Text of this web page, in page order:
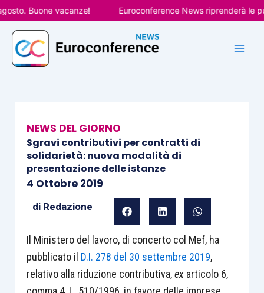
Vai
al
contenuto
Buone vacanze! Euroconference News riprenderà le
NEWS DEL GIORNO
Sgravi contributivi per contratti di
solidarietà: nuova modalità di
presentazione delle istanze
4 Ottobre 2019
di Redazione
Il Ministero del lavoro, di concerto col Mef, ha
pubblicato il D.I. 278 del 30 settembre 2019,
relativo alla riduzione contributiva,exarticolo 6,